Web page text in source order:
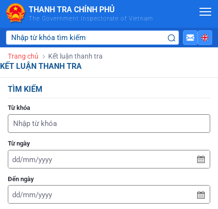
Skip to Main Content
THANH TRA CHÍNH PHỦ
The Government Inspectorate of Vietnam
Trang chủ Kết luận thanh tra
KẾT LUẬN THANH TRA
TÌM KIẾM
Từ khóa
Từ ngày
Đến ngày